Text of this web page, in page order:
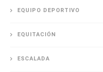
EQUIPO DEPORTIVO
EQUITACIÓN
ESCALADA